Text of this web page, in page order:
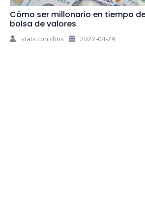
Cómo ser millonario en tiempo
bolsa de valores
stats con chris 2022-04-29